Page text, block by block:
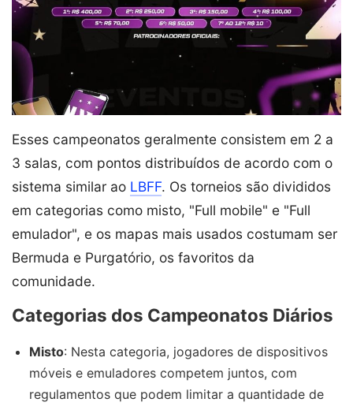
Esses campeonatos geralmente consistem em 2 a
3 salas, com pontos distribuídos de acordo com o
sistema similar ao LBFF. Os torneios são divididos
em categorias como misto, "Full mobile" e "Full
emulador", e os mapas mais usados costumam ser
Bermuda e Purgatório, os favoritos da
comunidade.
Categorias dos Campeonatos Diários
Misto: Nesta categoria, jogadores de dispositivos
móveis e emuladores competem juntos, com
regulamentos que podem limitar a quantidade de